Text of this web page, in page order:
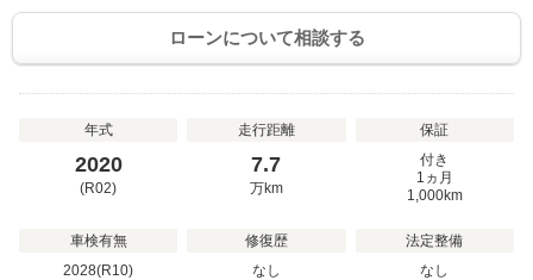
ローンについて相談する
年式
2020
(R02)
走行距離
7.7
万km
保証
付き
1ヵ月
1,000km
車検有無
2028(R10)
修復歴
なし
法定整備
なし